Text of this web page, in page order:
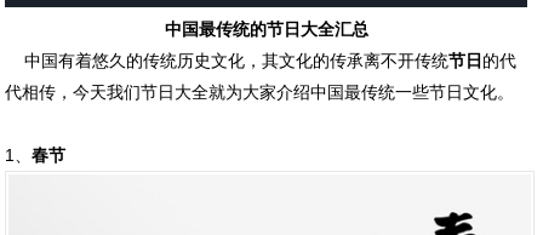
中国最传统的节日大全汇总
中国有着悠久的传统历史文化，其文化的传承离不开传统节日 的代
代相传，今天我们节日大全就为大家介绍中国最传统一些节日文化。
1、春节